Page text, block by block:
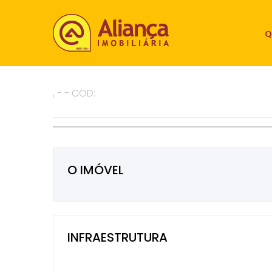
, - - COD:
O IMÓVEL
INFRAESTRUTURA